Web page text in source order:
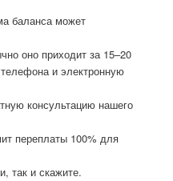
баланса может
оно приходит за 15–20
и электронную
консультацию нашего
переплаты 100% для
так и скажите.